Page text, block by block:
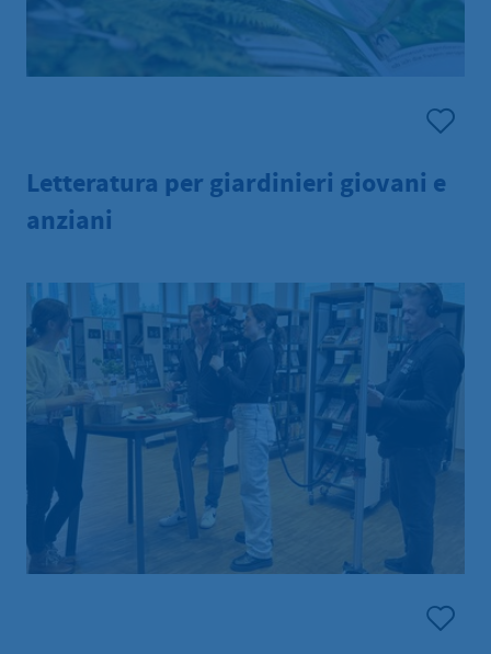
Letteratura per giardinieri giovani e
anziani